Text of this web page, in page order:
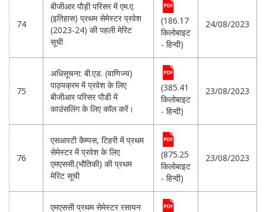
74
बीजीआर पौड़ी परिसर में एम.ए.
(इतिहास) प्रथम सेमेस्टर प्रवेश
(2023-24) की पहली मेरिट
सूची
(186.17
किलोबाइट
- हिन्दी)
24/08/2023
75
अधिसूचना: बी.एड. (वाणिज्य)
पाठ्यक्रम में प्रवेश के लिए
बीजीआर परिसर पौडी में
काउंसलिंग के लिए कॉल करें।
(385.41
किलोबाइट
- हिन्दी)
23/08/2023
76
एसआरटी कैम्पस, टिहरी में प्रथम
सेमेस्टर में प्रवेश के लिए
एमएससी.(भौतिकी) की प्रथम
मेरिट सूची
(875.25
किलोबाइट
- हिन्दी)
23/08/2023
एमएससी प्रथम सेमेस्टर रसायन